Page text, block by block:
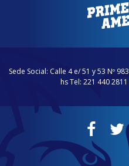
Sede Social: Calle 4 e/ 51 y 53 Nº
hs Tel: 221 440 2811